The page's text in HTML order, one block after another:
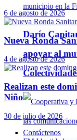
Darío
apoyar al
6 de agosto de 2026
Nueva Ronda
4 de agosto de 2026
Realizan este
Niño
30 de julio de 2026
Contáctenos